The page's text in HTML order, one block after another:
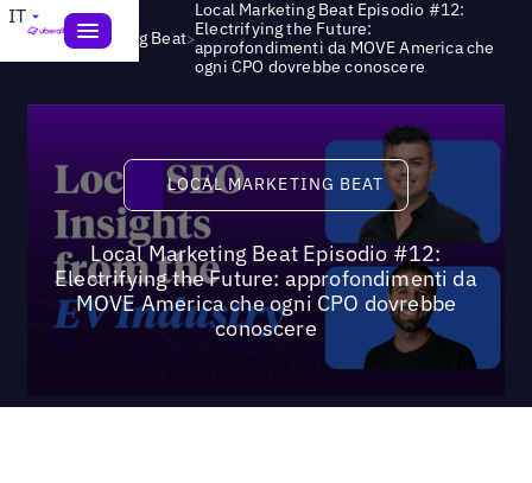
IT
Local Marketing Beat>
Local Marketing Beat Episodio #12:
Electrifying the Future:
approfondimenti da MOVE America che
ogni CPO dovrebbe conoscere
Local Marketing Beat
LOCAL MARKETING BEAT
Local Marketing Beat Episodio #12:
Electrifying the Future: approfondimenti da
MOVE America che ogni CPO dovrebbe
conoscere